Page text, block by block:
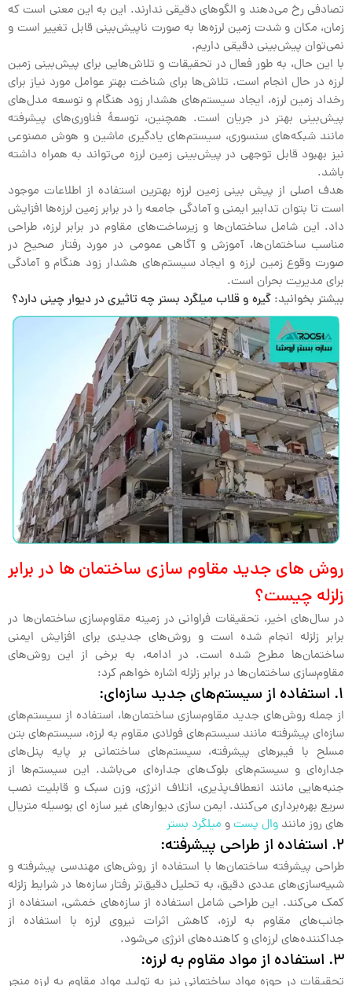
تصادفی رخ می‌دهند و الگوهای دقیقی ندارند. این به این معنی است که
زمان، مکان و شدت زمین لرزه‌ها به صورت ناپیش‌بینی قابل تغییر است و
نمی‌توان پیش‌بینی دقیقی داریم.
با این حال، به طور فعال در تحقیقات و تلاش‌هایی برای پیش‌بینی زمین
لرزه در حال انجام است. تلاش‌ها برای شناخت بهتر عوامل مورد نیاز برای
رخداد زمین لرزه، ایجاد سیستم‌های هشدار زود هنگام و توسعه مدل‌های
پیش‌بینی بهتر در جریان است. همچنین، توسعهٔ فناوری‌های پیشرفته
مانند شبکه‌های سنسوری، سیستم‌های یادگیری ماشین و هوش مصنوعی
نیز بهبود قابل توجهی در پیش‌بینی زمین لرزه می‌تواند به همراه داشته
باشد.
هدف اصلی از پیش بینی زمین لرزه بهترین استفاده از اطلاعات موجود
است تا بتوان تدابیر ایمنی و آمادگی جامعه را در برابر زمین لرزه‌ها افزایش
داد. این شامل ساختمان‌ها و زیرساخت‌های مقاوم در برابر لرزه، طراحی
مناسب ساختمان‌ها، آموزش و آگاهی عمومی در مورد رفتار صحیح در
صورت وقوع زمین لرزه و ایجاد سیستم‌های هشدار زود هنگام و آمادگی
برای مدیریت بحران است.
بیشتر بخوانید: گیره و قلاب میلگرد بستر چه تاثیری در دیوار چینی دارد؟
روش های جدید مقاوم سازی ساختمان ها در برابر
زلزله چیست؟
در سال‌های اخیر، تحقیقات فراوانی در زمینه مقاوم‌سازی ساختمان‌ها در
برابر زلزله انجام شده است و روش‌های جدیدی برای افزایش ایمنی
ساختمان‌ها مطرح شده است. در ادامه، به برخی از این روش‌های
مقاوم‌سازی ساختمان‌ها در برابر زلزله اشاره خواهم کرد:
1. استفاده از سیستم‌های جدید سازه‌ای:
از جمله روش‌های جدید مقاوم‌سازی ساختمان‌ها، استفاده از سیستم‌های
سازه‌ای پیشرفته مانند سیستم‌های فولادی مقاوم به لرزه، سیستم‌های بتن
مسلح با فیبرهای پیشرفته، سیستم‌های ساختمانی بر پایه پنل‌های
جداره‌ای و سیستم‌های بلوک‌های جداره‌ای می‌باشد. این سیستم‌ها از
جنبه‌هایی مانند انعطاف‌پذیری، اتلاف انرژی، وزن سبک و قابلیت نصب
سریع بهره‌برداری می‌کنند. ایمن سازی دیوارهای غیر سازه ای بوسیله متریال
های روز مانند وال پستو میلگرد بستر
2. استفاده از طراحی پیشرفته:
طراحی پیشرفته ساختمان‌ها با استفاده از روش‌های مهندسی پیشرفته و
شبیه‌سازی‌های عددی دقیق، به تحلیل دقیق‌تر رفتار سازه‌ها در شرایط زلزله
کمک می‌کند. این طراحی شامل استفاده از سازه‌های خمشی، استفاده از
جانب‌های مقاوم به لرزه، کاهش اثرات نیروی لرزه با استفاده از
جداکننده‌های لرزه‌ای و کاهنده‌های انرژی می‌شود.
3. استفاده از مواد مقاوم به لرزه: